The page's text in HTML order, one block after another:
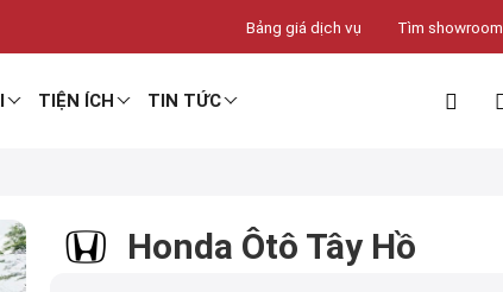
Bảng giá dịch vụ Tìm showroom
TIỆN ÍCH TIN TỨC
Honda Ôtô Tây Hồ